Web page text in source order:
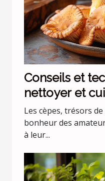
Conseils et
nettoyer et
Les cèpes, trésors
bonheur des
à leur...